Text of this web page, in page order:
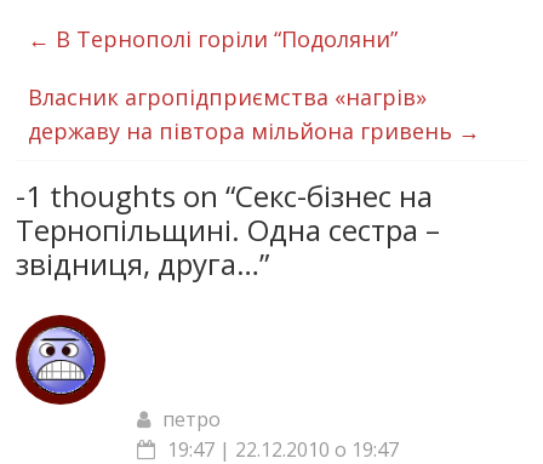
← В Тернополі горіли “Подоляни”
Власник агропідприємства «нагрів»
державу на півтора мільйона гривень →
-1 thoughts on “Секс-бізнес на
Тернопільщині. Одна сестра –
звідниця, друга…”
петро
19:47 | 22.12.2010 о 19:47